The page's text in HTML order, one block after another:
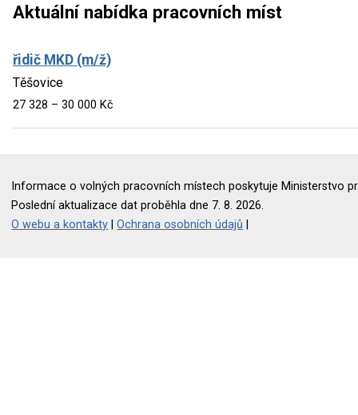
Aktuální nabídka pracovních míst
řidič MKD (m/ž)
Těšovice
27 328 – 30 000 Kč
Informace o volných pracovních místech poskytuje Ministerstvo
Poslední aktualizace dat proběhla dne 7. 8. 2026.
O webu a kontakty |Ochrana osobních údajů